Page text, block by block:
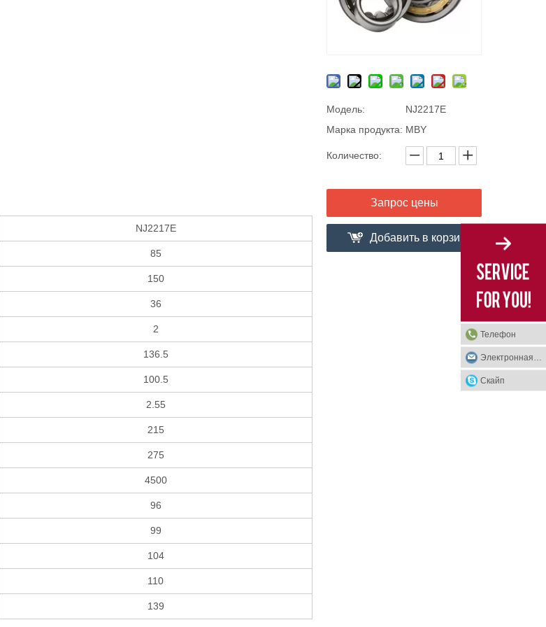
Модель:
NJ2217E
Марка продукта: MBY
Количество:
Запрос цены
Добавить в корзи
NJ2217E
85
150
36
2
136.5
100.5
2.55
215
275
4500
96
99
104
110
139
Телефон
Скайп